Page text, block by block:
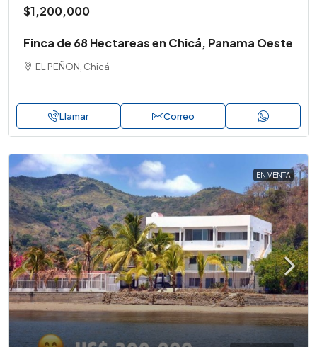
$1,200,000
Finca de 68 Hectareas en Chicá, Panama Oeste
EL PEÑON, Chicá
Llamar Correo
EN VENTA